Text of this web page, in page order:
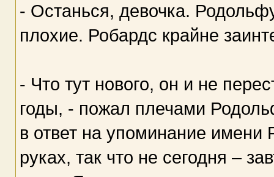
- Останься, девочка.
плохие. Робардс крайне
- Что тут нового, он и не
годы, - пожал плечами
в ответ на упоминание имени
руках, так что не сегодня –